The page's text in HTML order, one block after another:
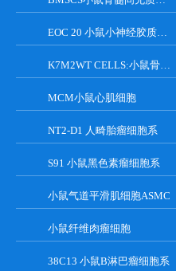
EOC 20 小鼠小神经胶质细胞系
K7M2WT CELLS:小鼠骨肉瘤成骨细胞系
MCM小鼠心肌细胞
NT2-D1 人畸胎瘤细胞系
S91 小鼠黑色素瘤细胞系
小鼠气道平滑肌细胞ASMC
小鼠纤维肉瘤细胞
38C13 小鼠B淋巴瘤细胞系